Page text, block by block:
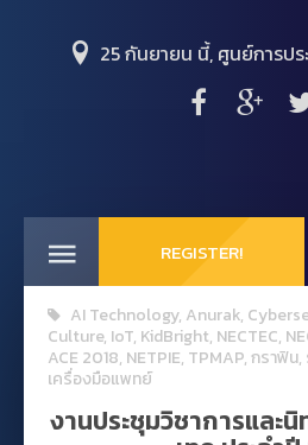
25 กันยายน นี้, ศูนย์การป
REGISTER!
AI Technology, Anurak,
Culture, IoT, KidBright, NECTEC,
ACE 2018, NETPIE, TPMAP, กราฟิน,
เครื่องมือแพทย์
งานประชุมวิชาการและ